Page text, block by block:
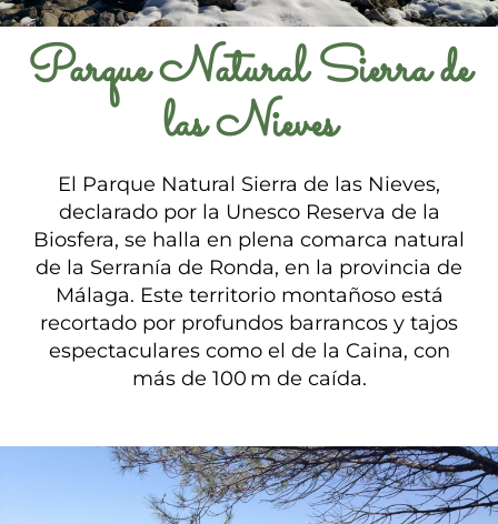
Parque Natural Sierra de
las Nieves
El Parque Natural Sierra de las Nieves,
declarado por la Unesco Reserva de la
Biosfera, se halla en plena comarca natural
de la Serranía de Ronda, en la provincia de
Málaga. Este territorio montañoso está
recortado por profundos barrancos y tajos
espectaculares como el de la Caina, con
más de 100 m de caída.